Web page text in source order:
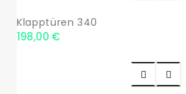
Klapptüren 340
198,00 €
 